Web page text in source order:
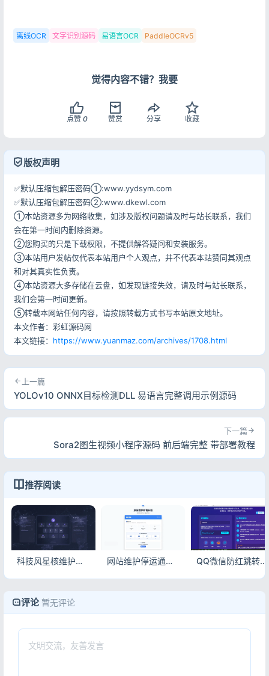
离线OCR 文字识别源码 易语言OCR PaddleOCRv5
觉得内容不错？我要
点赞 0 赞赏 分享 收藏
版权声明
✅默认压缩包解压密码①:www.yydsym.com
✅默认压缩包解压密码②:www.dkewl.com
①本站资源多为网络收集，如涉及版权问题请及时与站长联系，我们
会在第一时间内删除资源。
②您购买的只是下载权限，不提供解答疑问和安装服务。
③本站用户发帖仅代表本站用户个人观点，并不代表本站赞同其观点
和对其真实性负责。
④本站资源大多存储在云盘，如发现链接失效，请及时与站长联系，
我们会第一时间更新。
⑤转载本网站任何内容，请按照转载方式书写本站原文地址。
本文作者：彩虹源码网
本文链接： https://www.yuanmaz.com/archives/1708.html
上一篇
YOLOv10 ONNX目标检测DLL 易语言完整调用示例源码
下一篇
Sora2图生视频小程序源码 前后端完整 带部署教程
推荐阅读
科技风星核维护页HTML503源码v1.0.1 星空粒子网站升级停运页面 网站维护停运通知单页HTML源码 简洁大气网站升级维护静态页面 QQ微信防红跳转浏览器PHP源码带后台 域名防封自动唤起外部浏览器完整可用上手简单
评论 暂无评论
登录
登录